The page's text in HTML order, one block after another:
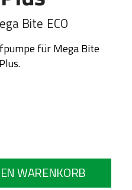
Bite ECO
für Mega Bite
WARENKORB